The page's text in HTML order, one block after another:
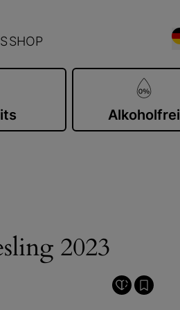
SHOP
Alkoholfrei
2023